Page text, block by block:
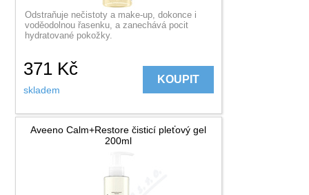
Odstraňuje nečistoty a make-up, dokonce i
voděodolnou řasenku, a zanechává pocit
hydratované pokožky.
371 Kč
skladem
KOUPIT
Aveeno Calm+Restore čisticí pleťový gel
200ml